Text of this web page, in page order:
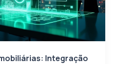
Integração